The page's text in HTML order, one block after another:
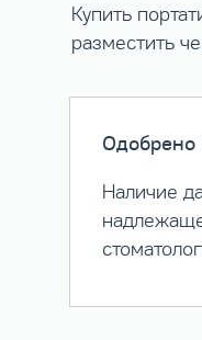
Купить
разместить
Одобрено
Наличие